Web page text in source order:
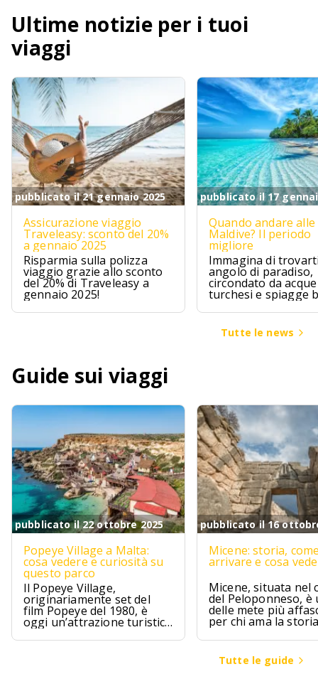
Ultime notizie per i tuoi
viaggi
pubblicato il 21 gennaio 2025
Assicurazione viaggio
Traveleasy: sconto del 20%
a gennaio 2025
Risparmia sulla polizza
viaggio grazie allo sconto
del 20% di Traveleasy a
gennaio 2025!
pubblicato il 17
Quando andare alle
Maldive? Il periodo
migliore
Immagina di
angolo di paradiso,
circondato da acque
turchesi e spiagge
Le Maldive sono
questo, un sogno
avvera per chi
un pizzico di
Tutte le news
Guide sui viaggi
pubblicato il 22 ottobre 2025
Popeye Village a Malta:
cosa vedere e curiosità su
questo parco
Il Popeye Village,
originariamente set del
film Popeye del 1980, è
oggi un’attrazione turistica
ad Anchor Bay, Malta.
pubblicato il 16
Micene: storia,
arrivare e cosa
Micene, situata nel
del Peloponneso, è
delle mete più
per chi ama la
l’archeologia.
Tutte le guide